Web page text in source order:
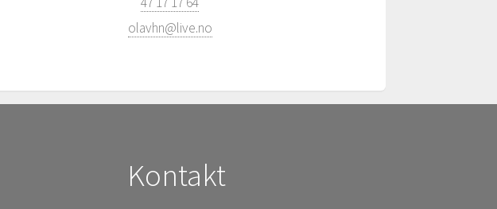
olavhn@live.no
Kontakt